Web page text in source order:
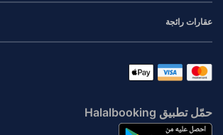
عقارات رائجة
حمّل تطبيق Halalbooking